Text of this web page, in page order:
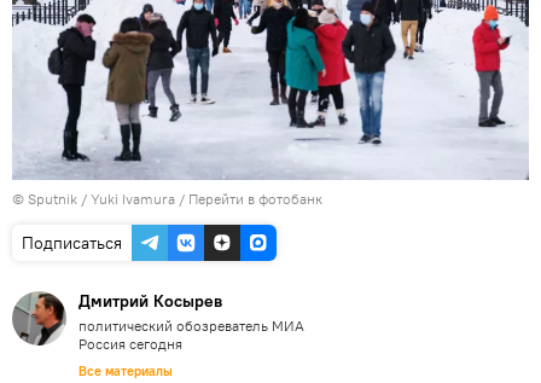
© Sputnik / Yuki Ivamura / Перейти в фотобанк
Подписаться
Дмитрий Косырев
политический обозреватель МИА
Россия сегодня
Все материалы